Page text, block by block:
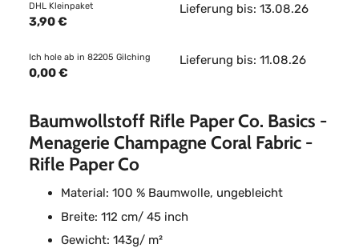
DHL Kleinpaket
3,90 €
Lieferung bis: 13.08.26
Ich hole ab in 82205 Gilching
0,00 €
Lieferung bis: 11.08.26
Baumwollstoff Rifle Paper Co. Basics -
Menagerie Champagne Coral Fabric -
Rifle Paper Co
Material: 100 % Baumwolle, ungebleicht
Breite: 112 cm/ 45 inch
Gewicht: 143g/ m²